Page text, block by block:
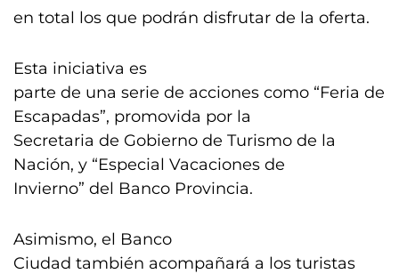
en total los que podrán disfrutar de la oferta.
Esta iniciativa es
parte de una serie de acciones como “Feria de
Escapadas”, promovida por la
Secretaria de Gobierno de Turismo de la
Nación, y “Especial Vacaciones de
Invierno” del Banco Provincia.
Asimismo, el Banco
Ciudad también acompañará a los turistas